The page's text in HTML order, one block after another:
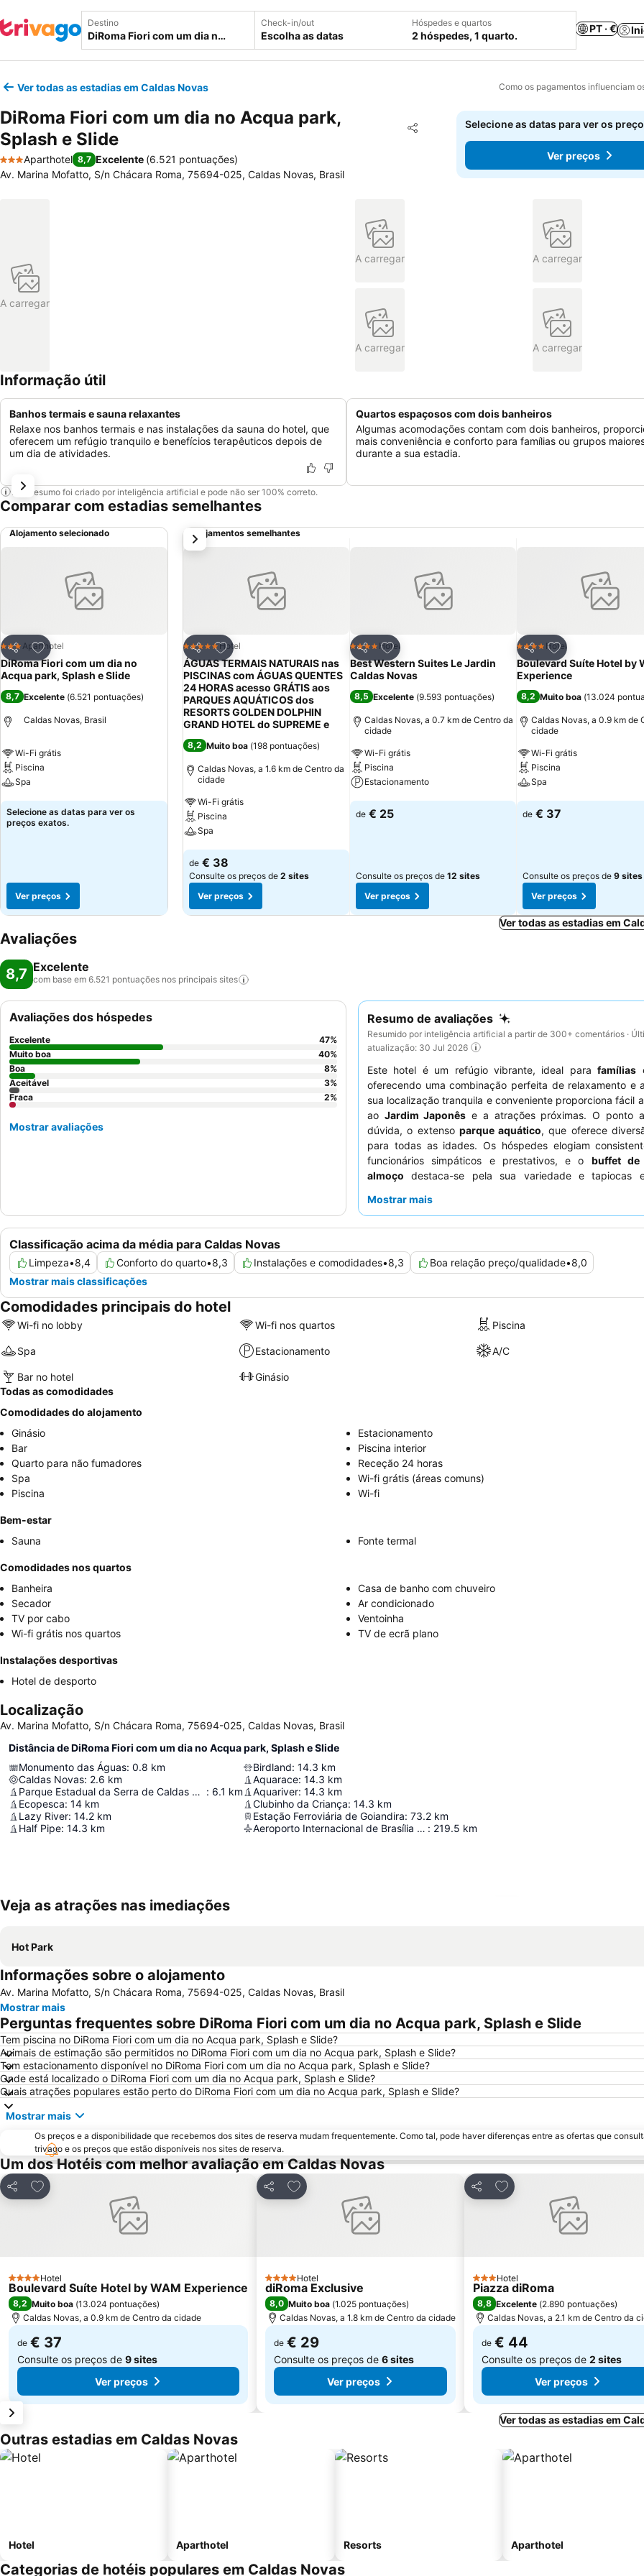
Destino Check-in/out
Escolha as datas
Hóspedes e quartos
2 hóspedes, 1 quarto.
PT · €
Ver todas as estadias em Caldas Novas Como os pagamentos influenciam
DiRoma Fiori com um dia no Acqua park,
Splash e Slide
Partilhar
Adicionar aos favoritos
3 Estrelas
Aparthotel 8,7 Excelente (6.521 pontuações)
Av. Marina Mofatto, S/n Chácara Roma, 75694-025, Caldas Novas, Brasil
Selecione as datas para ver os
Ver preços
A carregar
A carregar A carregar
A carregar A carregar
Informação útil
Banhos termais e sauna relaxantes
Relaxe nos banhos termais e nas instalações da sauna do hotel, que
oferecem um refúgio tranquilo e benefícios terapêuticos depois de
um dia de atividades.
Quartos espaçosos com dois banheiros
Algumas acomodações contam com dois banheiros,
mais conveniência e conforto para famílias ou grupos
durante a sua estadia.
Este resumo foi criado por inteligência artificial e pode não ser 100% correto.
Comparar com estadias semelhantes
Alojamento selecionado
Partilhar
Adicionar aos favoritos
3 EstrelasAparthotel
DiRoma Fiori com um dia no
Acqua park, Splash e Slide
8,7 Excelente (6.521 pontuações)
Caldas Novas, Brasil
Wi-Fi grátis
Piscina
Spa
Ver preços
Selecione as datas para ver os
preços exatos.
Ver preços
Alojamentos semelhantes
Partilhar
Adicionar aos favoritos
5 EstrelasHotel
ÁGUAS TERMAIS NATURAIS nas
PISCINAS com ÁGUAS QUENTES
24 HORAS acesso GRÁTIS aos
PARQUES AQUÁTICOS dos
RESORTS GOLDEN DOLPHIN
GRAND HOTEL do SUPREME e
8,2 Muito boa (198 pontuações)
Caldas Novas, a 1.6 km de Centro da
cidade
Wi-Fi grátis
Piscina
Spa
Ver preços
de € 38
Consulte os preços de 2 sites
Ver preços
Partilhar
Adicionar aos favoritos
4 EstrelasHotel
Best Western Suites Le Jardin
Caldas Novas
8,5 Excelente (9.593 pontuações)
Caldas Novas, a 0.7 km de Centro da
cidade
Wi-Fi grátis
Piscina
Estacionamento
Ver preços
de € 25
Consulte os preços de 12 sites
Ver preços
Partilhar
Adicionar aos
4 EstrelasHotel
Boulevard Suíte Hotel by
Experience
8,2 Muito boa (13.024
Caldas Novas, a 0.9 km de
cidade
Wi-Fi grátis
Piscina
Spa
Ver preços
de € 37
Consulte os preços de 9 sites
Ver preços
próximo
Ver todas as estadias em
Avaliações
8,7 Excelente
com base em 6.521 pontuações nos principais sites
Resumo de avaliações
Resumido por inteligência artificial a partir de 300+ comentários ·
atualização: 30 Jul 2026
Este hotel é um refúgio vibrante, ideal parafamílias
oferecendo uma combinação perfeita de relaxamento e
sua localização tranquila e conveniente proporciona fácil
ao Jardim Japonês e a atrações próximas. O ponto
dúvida, o extenso parque aquático, que oferece
para todas as idades. Os hóspedes elogiam
funcionários simpáticos e prestativos, e o buffet de
almoço destaca-se pela sua variedade e tapiocas
melhorada, certifique-se de utilizar o
Mostrar mais
Classificação acima da média para Caldas Novas
Limpeza•8,4 Conforto do quarto•8,3 Instalações e comodidades•8,3 Boa relação preço/qualidade•8,0
Mostrar mais classificações
Avaliações dos hóspedes
Excelente 47%
Muito boa
40%
Boa
8%
Aceitável
3%
Fraca
2%
Mostrar avaliações
Comodidades principais do hotel
Wi-fi no lobby Wi-fi nos quartos Piscina
Spa Estacionamento A/C
Bar no hotel
Ginásio
Todas as comodidades
Comodidades do alojamento
Ginásio
Estacionamento
Bar
Piscina interior
Quarto para não fumadores
Receção 24 horas
Spa
Wi-fi grátis (áreas comuns)
Piscina
Wi-fi
Bem-estar
Sauna
Fonte termal
Comodidades nos quartos
Banheira
Casa de banho com chuveiro
Secador
Ar condicionado
TV por cabo
Ventoinha
Wi-fi grátis nos quartos
TV de ecrã plano
Instalações desportivas
Hotel de desporto
Localização
Av. Marina Mofatto, S/n Chácara Roma, 75694-025, Caldas Novas, Brasil
Distância de DiRoma Fiori com um dia no Acqua park, Splash e Slide
Monumento das Águas: 0.8 km
Caldas Novas: 2.6 km
Parque Estadual da Serra de Caldas Novas : 6.1 km
Ecopesca: 14 km
Lazy River: 14.2 km
Half Pipe: 14.3 km
Birdland: 14.3 km
Aquarace: 14.3 km
Aquariver: 14.3 km
Clubinho da Criança: 14.3 km
Estação Ferroviária de Goiandira: 73.2 km
Aeroporto Internacional de Brasília – Presidente Juscelino Kubitschek : 219.5 km
Veja as atrações nas imediações
Hot Park
Informações sobre o alojamento
Av. Marina Mofatto, S/n Chácara Roma, 75694-025, Caldas Novas, Brasil
Mostrar mais
Perguntas frequentes sobre DiRoma Fiori com um dia no Acqua park, Splash e Slide
Tem piscina no DiRoma Fiori com um dia no Acqua park, Splash e Slide?
Animais de estimação são permitidos no DiRoma Fiori com um dia no Acqua park, Splash e Slide?
Tem estacionamento disponível no DiRoma Fiori com um dia no Acqua park, Splash e Slide?
Onde está localizado o DiRoma Fiori com um dia no Acqua park, Splash e Slide?
Quais atrações populares estão perto do DiRoma Fiori com um dia no Acqua park, Splash e Slide?
Mostrar mais
Os preços e a disponibilidade que recebemos dos sites de reserva mudam frequentemente. Como tal, pode haver diferenças entre as ofertas que
trivago e os preços que estão disponíveis nos sites de reserva.
Um dos Hotéis com melhor avaliação em Caldas Novas
Partilhar
Adicionar aos favoritos
4 Estrelas
Hotel
Boulevard Suíte Hotel by WAM Experience
8,2 Muito boa (13.024 pontuações)
Caldas Novas, a 0.9 km de Centro da cidade
de € 37
Consulte os preços de 9 sites
Ver preços
Partilhar
Adicionar aos favoritos
4 Estrelas
Hotel
diRoma Exclusive
8,0 Muito boa (1.025 pontuações)
Caldas Novas, a 1.8 km de Centro da cidade
de € 29
Consulte os preços de 6 sites
Ver preços
Partilhar
Adicionar aos favoritos
3 Estrelas
Hotel
Piazza diRoma
8,8 Excelente (2.890 pontuações)
Caldas Novas, a 2.1 km de Centro da
de € 44
Consulte os preços de 2 sites
Ver preços
Ver todas as estadias em
Outras estadias em Caldas Novas
Hotel Aparthotel Resorts Aparthotel
Categorias de hotéis populares em Caldas Novas